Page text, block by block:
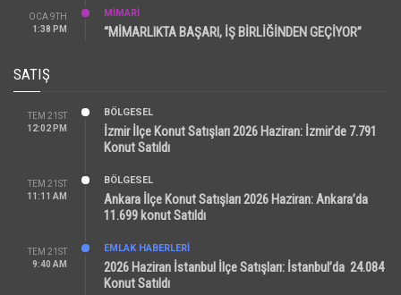
OCA 9TH
1:38 PM
MİMARİ
“MİMARLIKTA BAŞARI, İŞ BİRLİĞİNDEN GEÇİYOR”
SATIŞ
TEM 21ST
12:02 PM
BÖLGESEL
İzmir İlçe Konut Satışları 2026 Haziran: İzmir’de 7.791
Konut Satıldı
TEM 21ST
11:11 AM
BÖLGESEL
Ankara İlçe Konut Satışları 2026 Haziran: Ankara’da
11.699 konut Satıldı
TEM 21ST
9:40 AM
EMLAK HABERLERI
2026 Haziran İstanbul İlçe Satışları: İstanbul’da 24.084
Konut Satıldı